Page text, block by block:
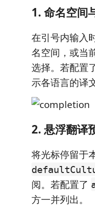
1. 命名空
在引号内输入
名空间，或当
选择。若配置
示各语言的译文
2. 悬浮翻译
将光标停留于
阅。若配置了
方一并列出。